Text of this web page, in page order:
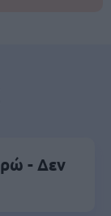
- Δεν